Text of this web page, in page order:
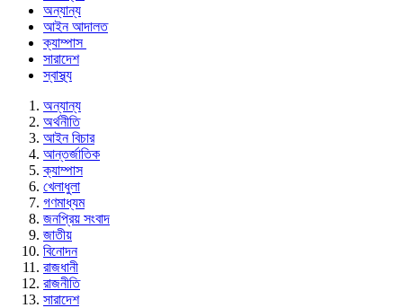
অন্যান্য
আইন আদালত
ক্যাম্পাস
সারাদেশ
স্বাস্থ্য
অন্যান্য
অর্থনীতি
আইন বিচার
আন্তর্জাতিক
ক্যাম্পাস
খেলাধুলা
গণমাধ্যম
জনপ্রিয় সংবাদ
জাতীয়
বিনোদন
রাজধানী
রাজনীতি
সারাদেশ